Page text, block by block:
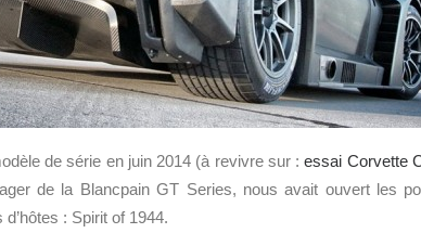
de série en juin 2014 (à revivre sur :essai Corvette
de la Blancpain GT Series, nous avait ouvert les
: Spirit of 1944.